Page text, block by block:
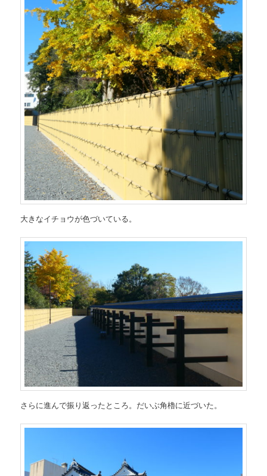
大きなイチョウが色づいている。
さらに進んで振り返ったところ。だいぶ角櫓に近づいた。